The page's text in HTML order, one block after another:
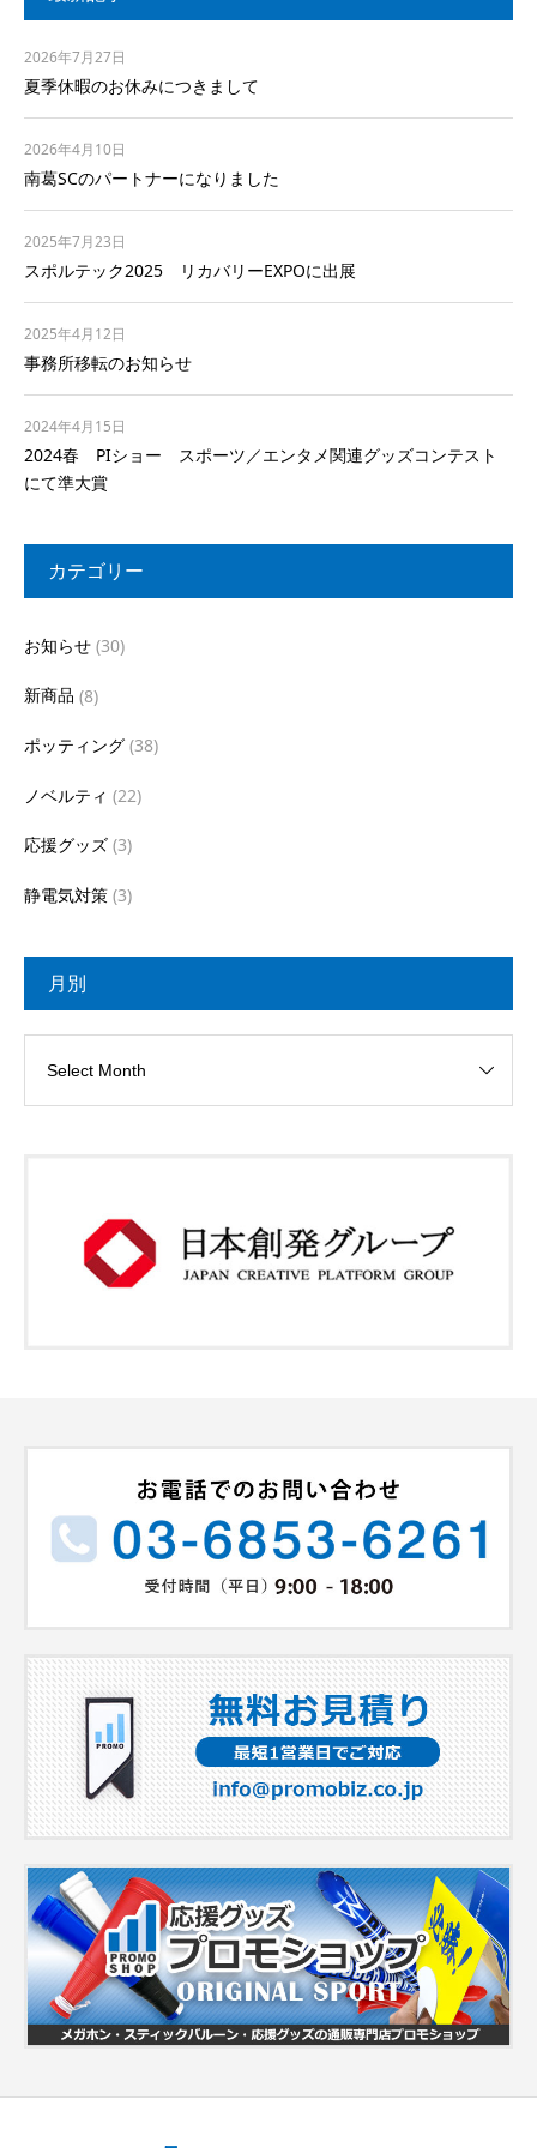
夏季休暇のお休みにつきまして
2026年7月27日
南葛SCのパートナーになりました
2026年4月10日
スポルテック2025 リカバリーEXPOに出展
2025年7月23日
事務所移転のお知らせ
2025年4月12日
2024春 PIショー スポーツ／エンタメ関連グッズコンテスト
にて準大賞
2024年4月15日
カテゴリー
お知らせ (30)
新商品 (8)
ポッティング (38)
ノベルティ (22)
応援グッズ (3)
静電気対策 (3)
月別